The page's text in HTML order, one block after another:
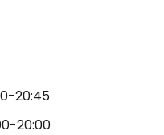
20:45
20:00